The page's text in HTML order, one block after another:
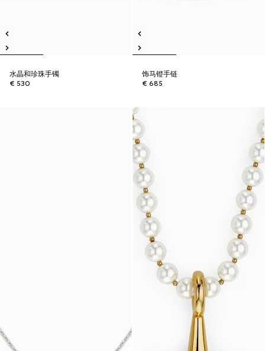
水晶和珍珠手镯
€ 530
饰马镫手链
€ 685